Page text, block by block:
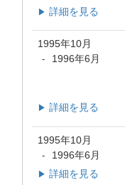
▶ 詳細を見る
1995年10月
- 1996年6月
▶ 詳細を見る
1995年10月
- 1996年6月
▶ 詳細を見る